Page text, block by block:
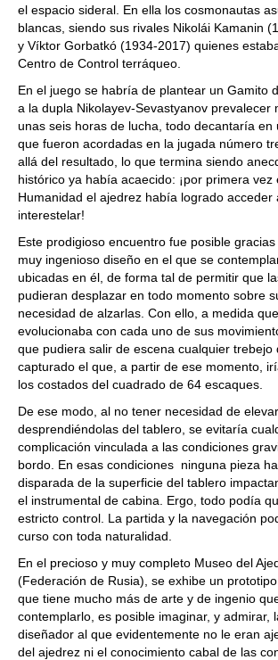
el espacio sideral. En ella los cosmonautas
blancas, siendo sus rivales Nikolái Kamanin
y Víktor Gorbatkó (1934-2017) quienes
Centro de Control terráqueo.
En el juego se habría de plantear un Gamito
a la dupla Nikolayev-Sevastyanov prevalecer
unas seis horas de lucha, todo decantaría en
que fueron acordadas en la jugada número
allá del resultado, lo que termina siendo
histórico ya había acaecido: ¡por primera vez
Humanidad el ajedrez había logrado acceder
interestelar!
Este prodigioso encuentro fue posible
muy ingenioso diseño en el que se
ubicadas en él, de forma tal de permitir que
pudieran desplazar en todo momento sobre
necesidad de alzarlas. Con ello, a medida
evolucionaba con cada uno de sus
que pudiera salir de escena cualquier trebejo
capturado el que, a partir de ese momento,
los costados del cuadrado de 64 escaques.
De ese modo, al no tener necesidad de
desprendiéndolas del tablero, se evitaría
complicación vinculada a las condiciones
bordo. En esas condiciones ninguna pieza
disparada de la superficie del tablero
el instrumental de cabina. Ergo, todo podía
estricto control. La partida y la navegación
curso con toda naturalidad.
En el precioso y muy completo Museo del
(Federación de Rusia), se exhibe un
que tiene mucho más de arte y de ingenio
contemplarlo, es posible imaginar, y admirar,
diseñador al que evidentemente no le eran
del ajedrez ni el conocimiento cabal de las